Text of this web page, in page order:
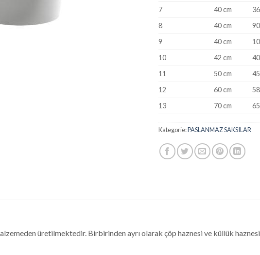
7
40 cm
8
40 cm
9
40 cm
10
42 cm
11
50 cm
12
60 cm
13
70 cm
Kategorie:PASLANMAZ SAKSILAR
üretilmektedir. Birbirinden ayrı olarak çöp haznesi ve küllük